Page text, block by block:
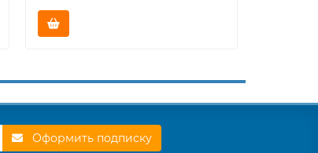
Оформить подписку